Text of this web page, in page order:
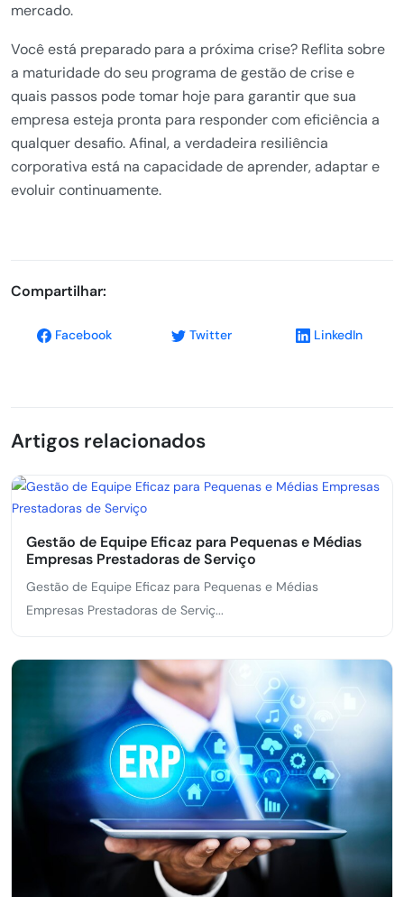
mercado.
Você está preparado para a próxima crise? Reflita sobre
a maturidade do seu programa de gestão de crise e
quais passos pode tomar hoje para garantir que sua
empresa esteja pronta para responder com eficiência a
qualquer desafio. Afinal, a verdadeira resiliência
corporativa está na capacidade de aprender, adaptar e
evoluir continuamente.
Compartilhar:
Facebook Twitter LinkedIn
Artigos relacionados
Gestão de Equipe Eficaz para Pequenas e Médias
Empresas Prestadoras de Serviço
Gestão de Equipe Eficaz para Pequenas e Médias
Empresas Prestadoras de Serviç...